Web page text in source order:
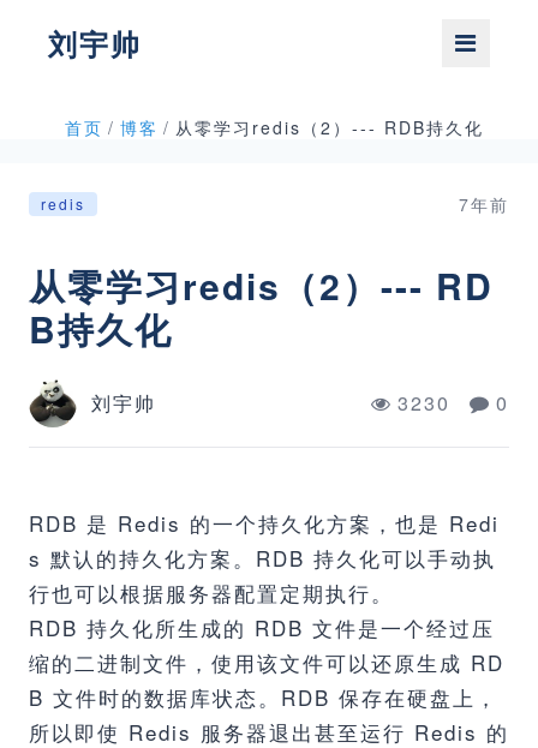
刘宇帅
首页 / 博客 / 从零学习redis（2）--- RDB持久化
redis 7年前
从零学习redis（2）--- RD
B持久化
刘宇帅 3230 0
RDB 是 Redis 的一个持久化方案，也是 Redi
s 默认的持久化方案。RDB 持久化可以手动执
行也可以根据服务器配置定期执行。
RDB 持久化所生成的 RDB 文件是一个经过压
缩的二进制文件，使用该文件可以还原生成 RD
B 文件时的数据库状态。RDB 保存在硬盘上，
所以即使 Redis 服务器退出甚至运行 Redis 的